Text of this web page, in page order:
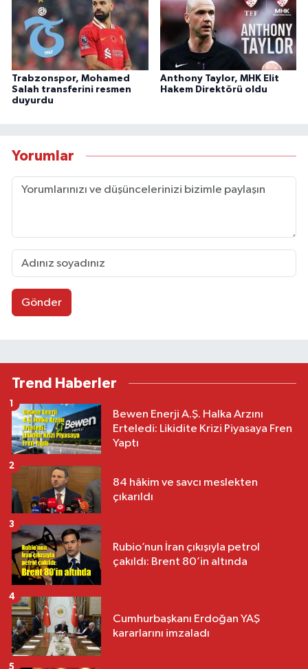
Trabzonspor, Mohamed
Salah transferini resmen
duyurdu
Anthony Taylor, MHK Elit
Hakem Direktörü oldu
Yorumlar
Gönder
Trend Haberler
Bewen Enerji A.Ş. Halka Arzını
Erteledi: Likidite Krizi Piyasaya Fren
Yaptı
1
84 hâkim ve savcı meslekten
çıkarıldı
2
Rubio’nun İran çıkışıyla petrol
çakıldı: Brent 80’in altında
3
Cumhurbaşkanı Erdoğan YAŞ
kararlarını imzaladı
4